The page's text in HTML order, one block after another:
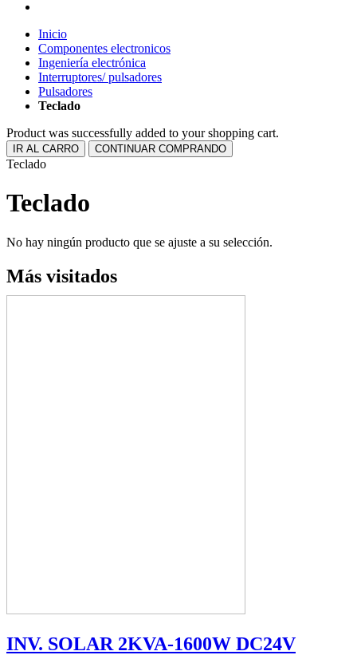
Inicio
Componentes electronicos
Ingeniería electrónica
Interruptores/ pulsadores
Pulsadores
Teclado
Product was successfully added to your shopping cart.
IR AL CARRO CONTINUAR COMPRANDO
Teclado
Teclado
No hay ningún producto que se ajuste a su selección.
Más visitados
INV. SOLAR 2KVA-1600W DC24V